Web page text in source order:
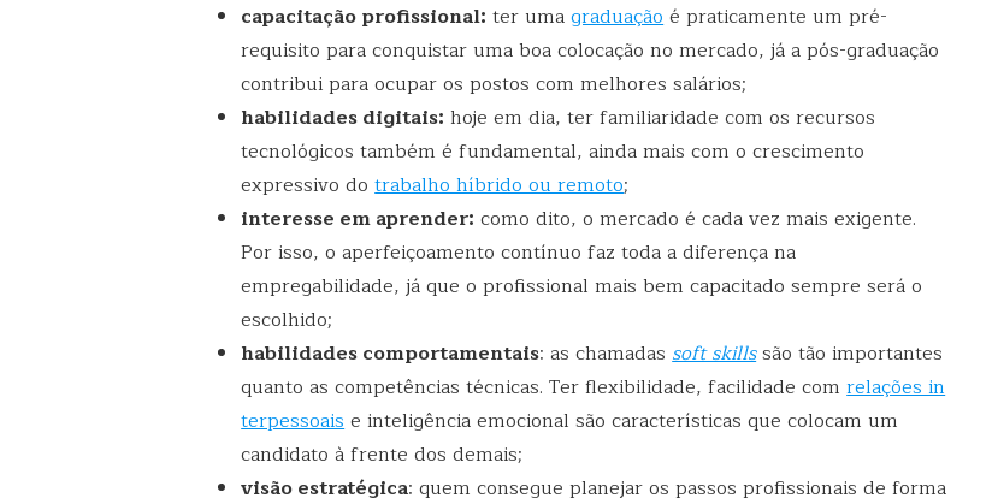
capacitação profissional: ter umagraduaçãoé praticamente um pré-
requisito para conquistar uma boa colocação no mercado, já a pós-graduação
contribui para ocupar os postos com melhores salários;
habilidades digitais: hoje em dia, ter familiaridade com os recursos
tecnológicos também é fundamental, ainda mais com o crescimento
expressivo dotrabalho híbrido ou remoto;
interesse em aprender: como dito, o mercado é cada vez mais exigente.
Por isso, o aperfeiçoamento contínuo faz toda a diferença na
empregabilidade, já que o profissional mais bem capacitado sempre será o
escolhido;
habilidades comportamentais: as chamadassoft skillssão tão importantes
quanto as competências técnicas. Ter flexibilidade, facilidade comrelações in
terpessoaise inteligência emocional são características que colocam um
candidato à frente dos demais;
visão estratégica: quem consegue planejar os passos profissionais de forma